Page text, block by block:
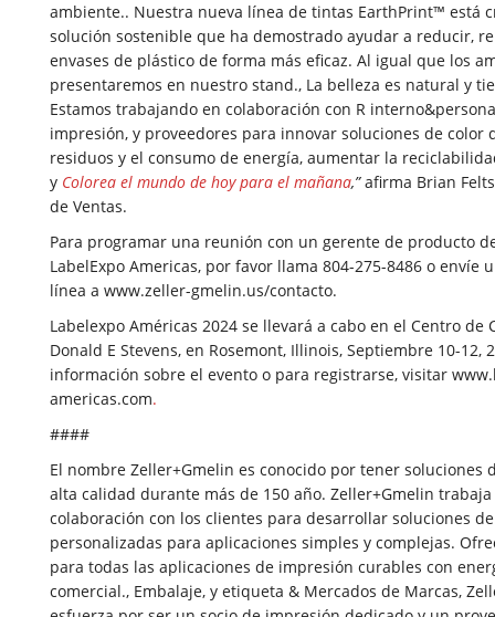
ambiente.. Nuestra nueva línea de tintas EarthPrint™ está
solución sostenible que ha demostrado ayudar a reducir,
envases de plástico de forma más eficaz. Al igual que los
presentaremos en nuestro stand., La belleza es natural y
Estamos trabajando en colaboración con R
impresión, y proveedores para innovar soluciones de color
residuos y el consumo de energía, aumentar la
y Colorea el mundo de hoy para el mañana,”afirma Brian
de Ventas.
Para programar una reunión con un gerente de producto
LabelExpo Americas, por favor llama 804-275-8486 o envíe
línea a www.zeller-gmelin.us/contacto.
Labelexpo Américas 2024 se llevará a cabo en el Centro de
Donald E Stevens, en Rosemont, Illinois, Septiembre 10-12,
información sobre el evento o para registrarse, visitar
americas.com.
####
El nombre Zeller+Gmelin es conocido por tener soluciones
alta calidad durante más de 150 año. Zeller+Gmelin
colaboración con los clientes para desarrollar soluciones
personalizadas para aplicaciones simples y complejas.
para todas las aplicaciones de impresión curables con
comercial., Embalaje, y etiqueta & Mercados de Marcas,